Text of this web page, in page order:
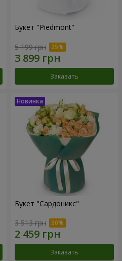
Букет "Piedmont"
5 199 грн
Заказать
Букет "Сардоникс"
3 513 грн
Заказать